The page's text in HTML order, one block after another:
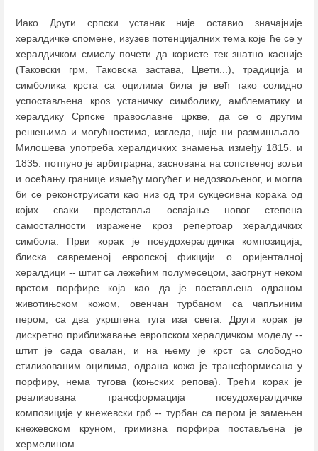
Иако Други српски устанак није оставио значајније
хералдичке спомене, изузев потенцијалних тема које ће се у
хералдичком смислу почети да користе тек знатно касније
(Таковски грм, Таковска застава, Цвети...), традиција и
симболика крста са оцилима била је већ тако солидно
успостављена кроз устаничку симболику, амблематику и
хералдику Српске православне цркве, да се о другим
решењима и могућностима, изгледа, није ни размишљало.
Милошева употреба хералдичких знамења између 1815. и
1835. потпуно је арбитрарна, заснована на сопственој вољи
и осећању границе између могућег и недозвољеног, и могла
би се реконструисати као низ од три сукцесивна корака од
којих сваки представља освајање новог степена
самосталности изражене кроз репертоар хералдичких
симбола. Први корак је псеудохералдичка композиција,
блиска савременој европској фикцији о оријенталној
хералдици -- штит са лежећим полумесецом, заогрнут неком
врстом порфире која као да је постављена одраном
животињском кожом, овенчан турбаном са чапљиним
пером, са два укрштена туга иза свега. Други корак је
дискретно приближавање европском хералдичком моделу --
штит је сада овалан, и на њему је крст са слободно
стилизованим оцилима, одрана кожа је трансформисана у
порфиру, нема тугова (коњских репова). Трећи корак је
реализована трансформација псеудохералдичке
композиције у кнежевски грб -- турбан са пером је замењен
кнежевском круном, гримизна порфира постављена је
хермелином.